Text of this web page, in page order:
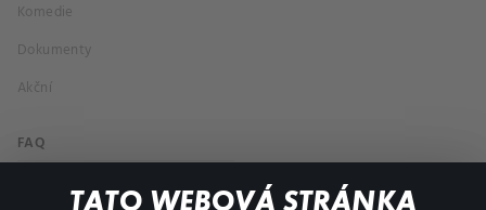
TATO WEBOVÁ STRÁNKA
Komedie
Dokumenty
Akční
FAQ
Můj účet